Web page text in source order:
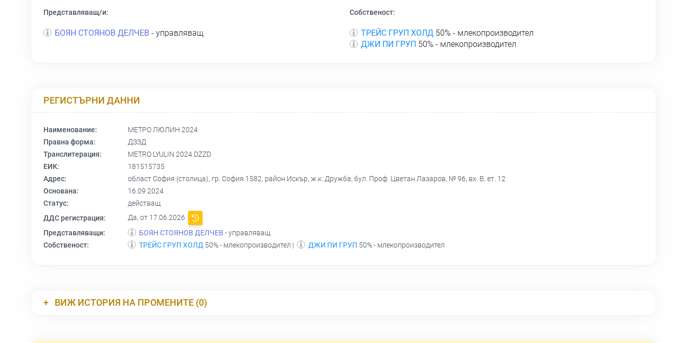
Представляващ/и:
БОЯН СТОЯНОВ ДЕЛЧЕВ - управляващ
Собственост:
ТРЕЙС ГРУП ХОЛД 50% - млекопроизводител
ДЖИ ПИ ГРУП 50% - млекопроизводител
РЕГИСТЪРНИ ДАННИ
Наименование:
МЕТРО ЛЮЛИН 2024
Правна форма:
ДЗЗД
Транслитерация:
METRO LYULIN 2024 DZZD
ЕИК:
181515735
Адрес:
област София (столица), гр. София 1582, район Искър, ж.к. Дружба, бул. Проф. Цветан Лазаров, № 96, вх. В, ет. 12
Основана:
16.09.2024
Статус:
действащ
ДДС регистрация:
Да, от 17.06.2026
Представляващи:
БОЯН СТОЯНОВ ДЕЛЧЕВ - управляващ
Собственост:
ТРЕЙС ГРУП ХОЛД 50% - млекопроизводител | ДЖИ ПИ ГРУП 50% - млекопроизводител
ВИЖ ИСТОРИЯ НА ПРОМЕНИТЕ (0)